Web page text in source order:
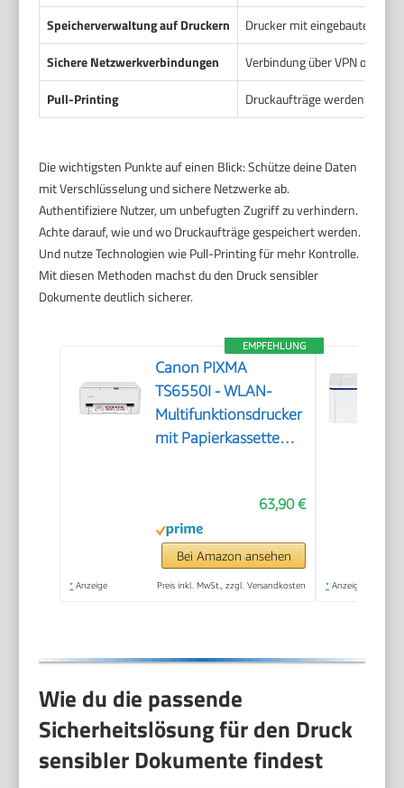
Speicherverwaltung auf Druckern
Drucker mit eingebautem
Sichere Netzwerkverbindungen
Verbindung über VPN oder
Pull-Printing
Druckaufträge werden erst
Die wichtigsten Punkte auf einen Blick: Schütze deine Daten
mit Verschlüsselung und sichere Netzwerke ab.
Authentifiziere Nutzer, um unbefugten Zugriff zu verhindern.
Achte darauf, wie und wo Druckaufträge gespeichert werden.
Und nutze Technologien wie Pull-Printing für mehr Kontrolle.
Mit diesen Methoden machst du den Druck sensibler
Dokumente deutlich sicherer.
EMPFEHLUNG
Canon PIXMA
TS6550I - WLAN-
Multifunktionsdrucker
mit Papierkassette
vom Smartphone
leicht gemacht PIXMA
Print Plan kompatibel
63,90 €
Bei Amazon ansehen
* Anzeige Preis inkl. MwSt., zzgl. Versandkosten * Anzeige
Wie du die passende
Sicherheitslösung für den Druck
sensibler Dokumente findest